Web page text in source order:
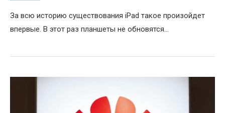
За всю историю существования iPad такое произойдет
впервые. В этот раз планшеты не обновятся...